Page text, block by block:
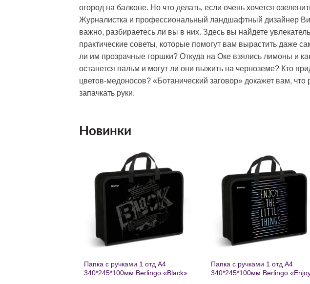
огород на балконе. Но что делать, если очень хочется
Журналистка и профессиональный ландшафтный дизайнер
важно, разбираетесь ли вы в них. Здесь вы найдете
практические советы, которые помогут вам вырастить даже
ли им прозрачные горшки? Откуда на Оке взялись лимоны и
останется пальм и могут ли они выжить на черноземе? Кто
цветов-медоносов? «Ботанический заговор» докажет вам,
запачкать руки.
Новинки
Добавить
в список
желаний
Папка с ручками 1 отд А4
340*245*100мм Berlingo «Black»
Добавить
в список
желаний
Папка с ручками 1 отд А4
340*245*100мм Berlingo